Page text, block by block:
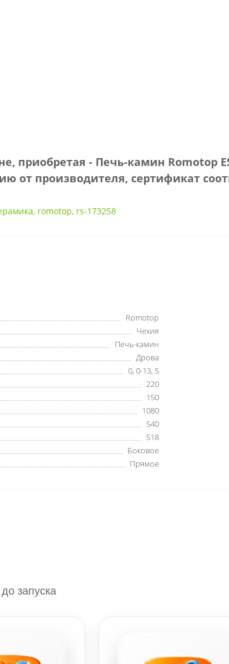
приобретая - Печь-камин Romotop
от производителя, сертификат
, romotop, rs-173258
Romotop
Чехия
Печь-камин
Дрова
0, 0-13, 5
220
150
1080
540
518
Боковое
Прямое
запуска